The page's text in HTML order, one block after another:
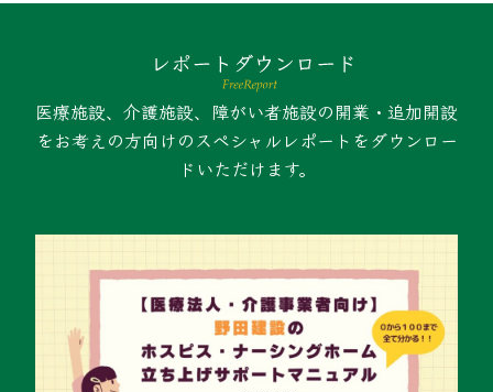
医療施設、介護施設、障がい者施設の開業・追加開設
をお考えの方向けのスペシャルレポートをダウンロー
ドいただけます。